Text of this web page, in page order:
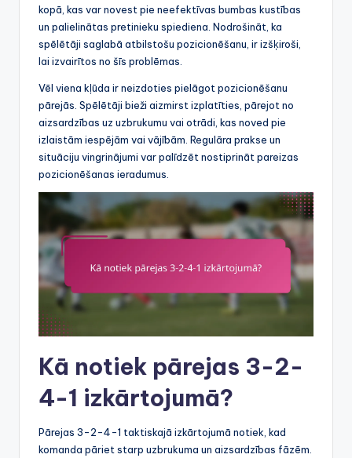
kopā, kas var novest pie neefektīvas bumbas kustības
un palielinātas pretinieku spiediena. Nodrošināt, ka
spēlētāji saglabā atbilstošu pozicionēšanu, ir izšķiroši,
lai izvairītos no šīs problēmas.
Vēl viena kļūda ir neizdoties pielāgot pozicionēšanu
pārejās. Spēlētāji bieži aizmirst izplatīties, pārejot no
aizsardzības uz uzbrukumu vai otrādi, kas noved pie
izlaistām iespējām vai vājībām. Regulāra prakse un
situāciju vingrinājumi var palīdzēt nostiprināt pareizas
pozicionēšanas ieradumus.
Kā notiek pārejas 3-2-
4-1 izkārtojumā?
Pārejas 3-2-4-1 taktiskajā izkārtojumā notiek, kad
komanda pāriet starp uzbrukuma un aizsardzības fāzēm.